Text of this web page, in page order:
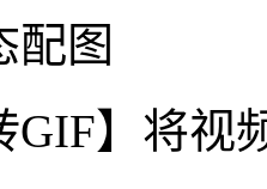
配图
GIF】将视